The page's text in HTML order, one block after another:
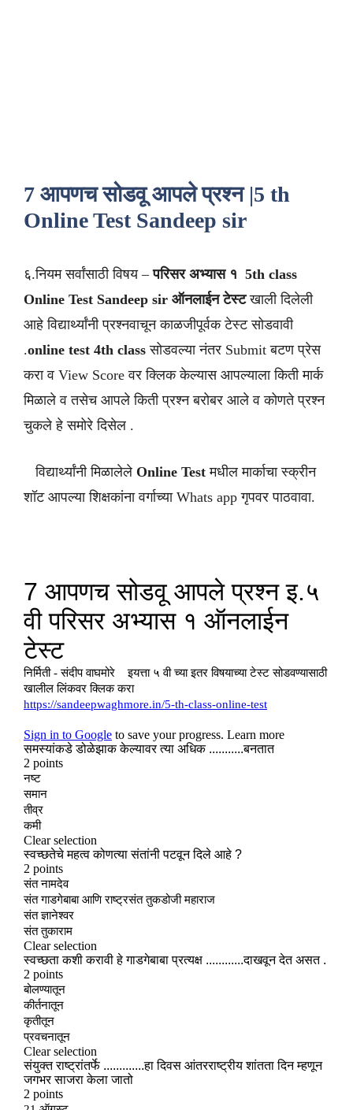
7 आपणच सोडवू आपले प्रश्न |5 th
Online Test Sandeep sir
६.नियम सर्वांसाठीविषय –परिसर अभ्यास १ 5th class
Online Test Sandeep sir ऑनलाईन टेस्टखाली दिलेली
आहे विद्यार्थ्यांनी प्रश्नवाचून काळजीपूर्वक टेस्ट सोडवावी
.online test 4th class सोडवल्या नंतर Submit बटण प्रेस
करा व View Score वर क्लिक केल्यास आपल्याला किती मार्क
मिळाले व तसेच आपले किती प्रश्न बरोबर आले व कोणते प्रश्न
चुकले हे समोरे दिसेल .
विद्यार्थ्यांनी मिळालेले Online Test मधील मार्काचा स्क्रीन
शॉट आपल्या शिक्षकांना वर्गाच्या Whats app गृपवर पाठवावा.